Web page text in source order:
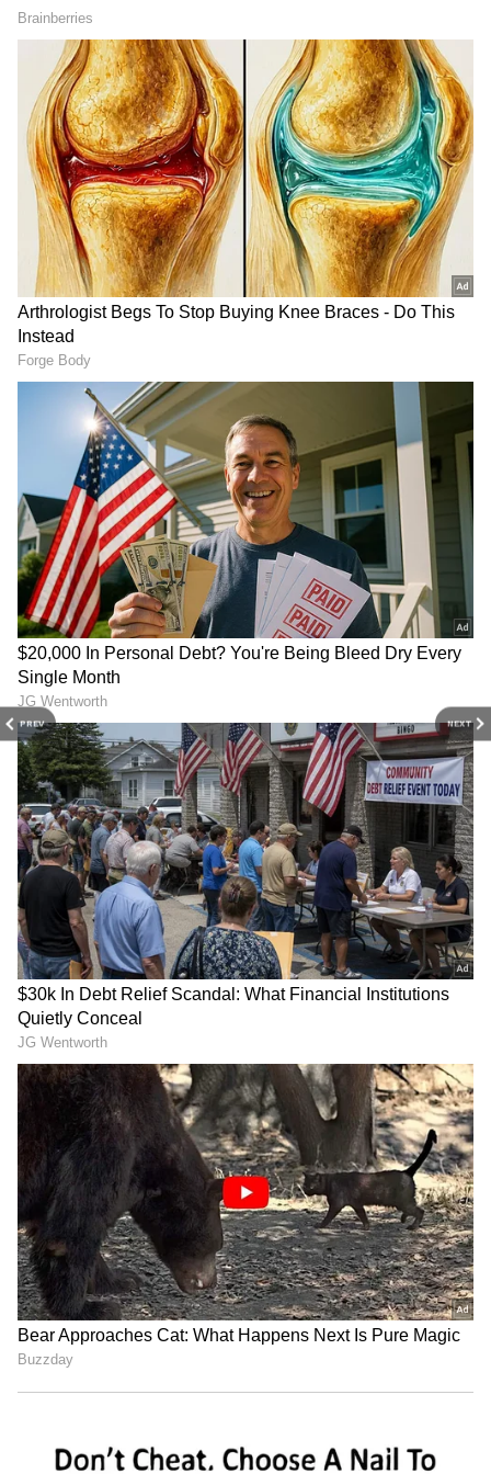
PREV NEXT
కజ్జికాయ
కజ్జికాయల పేరు వినగానే నోట్లో నీళ్లు ఊరుతాయి కదా..
చాలా మటుకు ప్రతి పండుగకు వీటిని ఖచ్చితంగా
తయారుచేసుకుని తింటుంటారు. ముఖ్యంగా దీపావళికి
అయితే పక్కాగా చేస్తారు. మైదా, కొబ్బరి తురుము, చక్కెరతో
వీటిని చేస్తారు. టేస్టీగా ఉన్నా వీటిలో ఆయిల్ ఎక్కువగా
ఉంటుంది. మోతాదుకు మించి తింటే శరీరంలో కొలెస్ట్రాల్
పెరుగుతుంది. చక్కెర వల్ల బరువు కూడా పెరుగుతారు.
3
6
పాపడ్
పాపడ్ లేదా అప్పడాలను రోజూ భోజనంలో తినేవారు చాలా
మందే ఉన్నారు. అయితే చాలా ఏండ్ల నుంచి వీటిని దీపావళి
సందర్భంగా కూడా తింటున్నారు. అయితే వీటిని శెనగపిండి,
నూనె సాయంతో తయారుచేస్తారు. అయితే వీటిని మార్కెట్
లో కొనడం మంచిది కాదు. ఎందుకంటే వీళ్లు ఒకసారి
ఉపయోగించిన నూనెను అది అయిపోయేదాక అలాగే
ఉపయోగిస్తారు. ఇలా చేయడం వల్ల క్యాన్సర్ నుంచి
కొలెస్ట్రాల్ పెరగడం వరకు ఎన్నో రోగాలొచ్చే అవకాశం ఉంది.
అందుకే వీటిని మార్కెట్ లో కొనకండి. అయినా వీటిని
మోతాదుకు మించి తినడం ఆరోగ్యానికి కూడా మంచిది
కాదు. ఇది బరువును పెంచుతుంది. రక్తంలో కొలెస్ట్రాల్